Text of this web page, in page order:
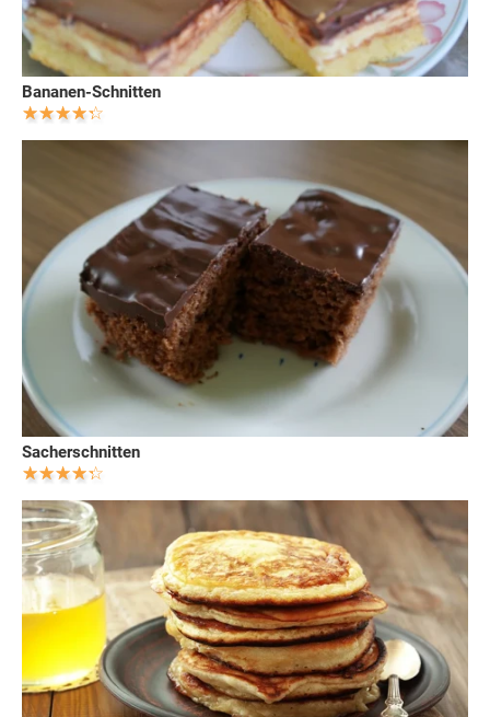
Bananen-Schnitten
Sacherschnitten